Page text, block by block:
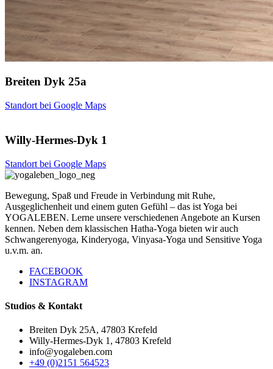
Breiten Dyk 25a
Standort bei Google Maps
Willy-Hermes-Dyk 1
Standort bei Google Maps
Bewegung, Spaß und Freude in Verbindung mit Ruhe,
Ausgeglichenheit und einem guten Gefühl – das ist Yoga bei
YOGALEBEN. Lerne unsere verschiedenen Angebote an Kursen
kennen. Neben dem klassischen Hatha-Yoga bieten wir auch
Schwangerenyoga, Kinderyoga, Vinyasa-Yoga und Sensitive Yoga
u.v.m. an.
FACEBOOK
INSTAGRAM
Studios & Kontakt
Breiten Dyk 25A, 47803 Krefeld
Willy-Hermes-Dyk 1, 47803 Krefeld
info@yogaleben.com
+49 (0)2151 564523